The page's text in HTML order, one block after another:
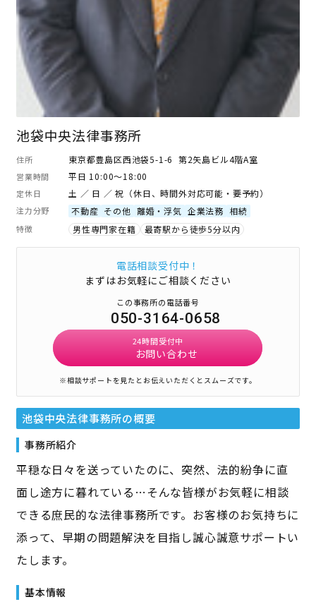
池袋中央法律事務所
住所 東京都豊島区西池袋5-1-6 第2矢島ビル4階A室
営業時間 平日 10:00～18:00
定休日 土 ／ 日 ／ 祝（休日、時間外対応可能・要予約）
注力分野 不動産 その他 離婚・浮気 企業法務 相続
特徴 男性専門家在籍 最寄駅から徒歩5分以内
電話相談受付中！
まずはお気軽にご相談ください
この事務所の電話番号
050-3164-0658
24時間受付中
お問い合わせ
※相談サポートを見たとお伝えいただくとスムーズです。
池袋中央法律事務所の概要
事務所紹介
平穏な日々を送っていたのに、突然、法的紛争に直
面し途方に暮れている…そんな皆様がお気軽に相談
できる庶民的な法律事務所です。お客様のお気持ちに
添って、早期の問題解決を目指し誠心誠意サポートい
たします。
基本情報